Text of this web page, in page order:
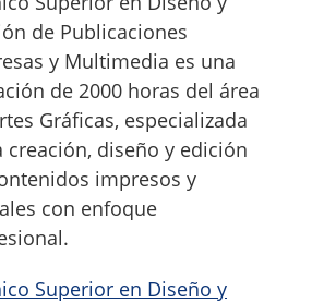
de Publicaciones
y Multimedia es una
de 2000 horas del área
Gráficas, especializada
creación, diseño y edición
impresos y
con enfoque
Superior en Diseño y